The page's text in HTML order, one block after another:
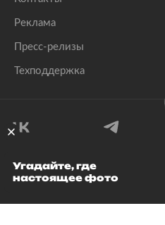
Реклама
Пресс-релизы
Техподдержка
© 1999–2026 Все
Угадайте, где
настоящее фото